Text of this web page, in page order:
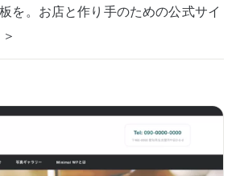
を。お店と作り手のための公式サイ